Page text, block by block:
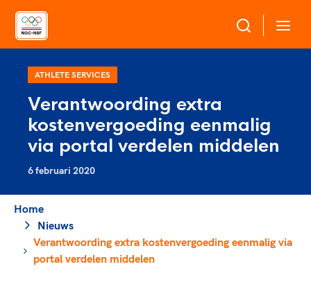
Over NOC*NSF
Sportagenda 2032
Leden
Algemene Vergadering
Merkbescherming NOC*NSF
Onze partners
Geven aan Sport
Sportdeelname
Bonden en professionals in de sport
Beleidsmedewerkers
Clubbestuurders
Coördinatoren en opleiders
Trainer-coaches
Voor talentvolle sporters
Atletencommissie
Paralympische Talentdag
Voor bonden
ATHLETE SERVICES
Verantwoording extra
kostenvergoeding eenmalig
via portal verdelen middelen
6 februari 2020
Home
Nieuws
Verantwoording extra kostenvergoeding eenmalig via
portal verdelen middelen